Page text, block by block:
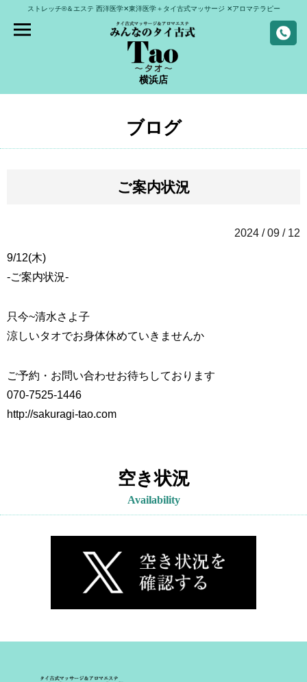
ストレッチ®＆エステ 西洋医学✕東洋医学＋タイ古式マッサージ ✕アロマテラピー
横浜店
ブログ
ご案内状況
2024 / 09 / 12
9/12(木)
-ご案内状況-
只今~清水さよ子
涼しいタオでお身体休めていきませんか
ご予約・お問い合わせお待ちしております
070-7525-1446
http://sakuragi-tao.com
空き状況
Availability